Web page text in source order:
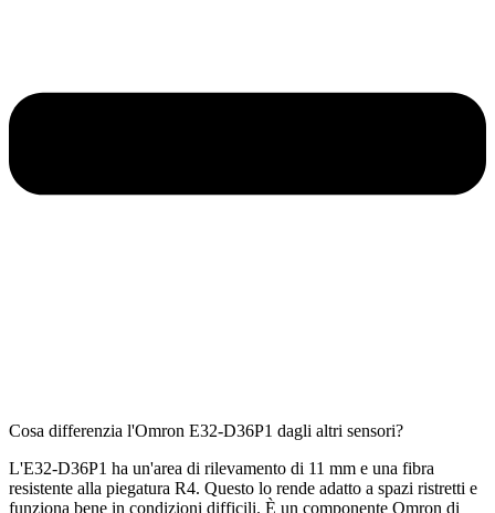
Cosa differenzia l'Omron E32-D36P1 dagli altri sensori?
L'E32-D36P1 ha un'area di rilevamento di 11 mm e una fibra
resistente alla piegatura R4. Questo lo rende adatto a spazi ristretti e
funziona bene in condizioni difficili. È un componente Omron di